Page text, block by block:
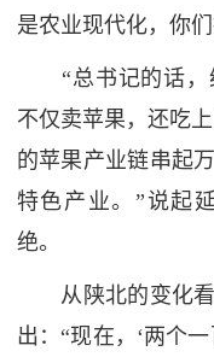
是农业现代化，你
“总书记的话，
不仅卖苹果，还吃
的苹果产业链串起
特色产业。”说起
绝。
从陕北的变化看
出：“现在，‘两个